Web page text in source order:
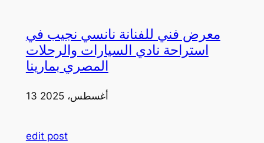
معرض فني للفنانة نانسي نجيب في
استراحة نادي السيارات والرحلات
المصري بمارينا
13 أغسطس، 2025
edit post